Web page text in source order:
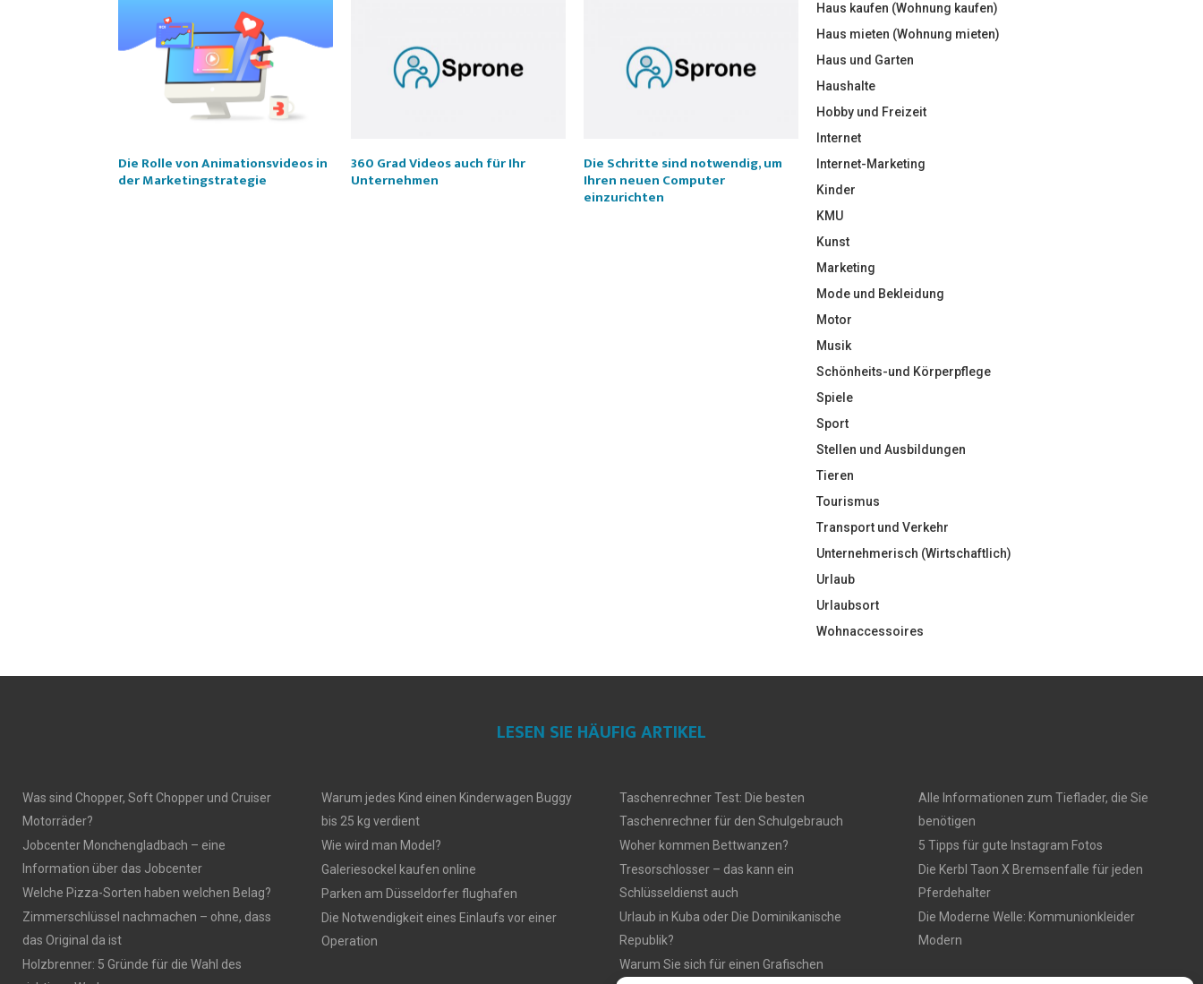
Die Rolle von Animationsvideos in
der Marketingstrategie
360 Grad Videos auch für Ihr
Unternehmen
Die Schritte sind notwendig, um
Ihren neuen Computer
einzurichten
Haus kaufen (Wohnung kaufen)
Haus mieten (Wohnung mieten)
Haus und Garten
Haushalte
Hobby und Freizeit
Internet
Internet-Marketing
Kinder
KMU
Kunst
Marketing
Mode und Bekleidung
Motor
Musik
Schönheits-und Körperpflege
Spiele
Sport
Stellen und Ausbildungen
Tieren
Tourismus
Transport und Verkehr
Unternehmerisch (Wirtschaftlich)
Urlaub
Urlaubsort
Wohnaccessoires
LESEN SIE HÄUFIG ARTIKEL
Was sind Chopper, Soft Chopper und Cruiser
Motorräder?
Jobcenter Monchengladbach – eine
Information über das Jobcenter
Welche Pizza-Sorten haben welchen Belag?
Zimmerschlüssel nachmachen – ohne, dass
das Original da ist
Holzbrenner: 5 Gründe für die Wahl des
Warum jedes Kind einen Kinderwagen Buggy
bis 25 kg verdient
Wie wird man Model?
Galeriesockel kaufen online
Parken am Düsseldorfer flughafen
Die Notwendigkeit eines Einlaufs vor einer
Operation
Taschenrechner Test: Die besten
Taschenrechner für den Schulgebrauch
Woher kommen Bettwanzen?
Tresorschlosser – das kann ein
Schlüsseldienst auch
Urlaub in Kuba oder Die Dominikanische
Republik?
Warum Sie sich für einen Grafischen
Alle Informationen zum Tieflader, die Sie
benötigen
5 Tipps für gute Instagram Fotos
Die Kerbl Taon X Bremsenfalle für jeden
Pferdehalter
Die Moderne Welle: Kommunionkleider
Modern